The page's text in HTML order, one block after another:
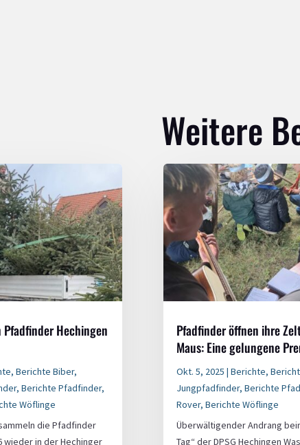
Weitere
Hechingen
,Berichte Biber,
,Berichte Pfadfinder,
Wöflinge
die Pfadfinder
wieder in der Hechinger
Pfadfinder öffnen ihre
Maus: Eine gelungene
Okt. 5, 2025 | Berichte,
Jungpfadfinder, Berichte
Rover, Berichte Wöflinge
Überwältigender Andrang
Tag“ der DPSG Hechingen